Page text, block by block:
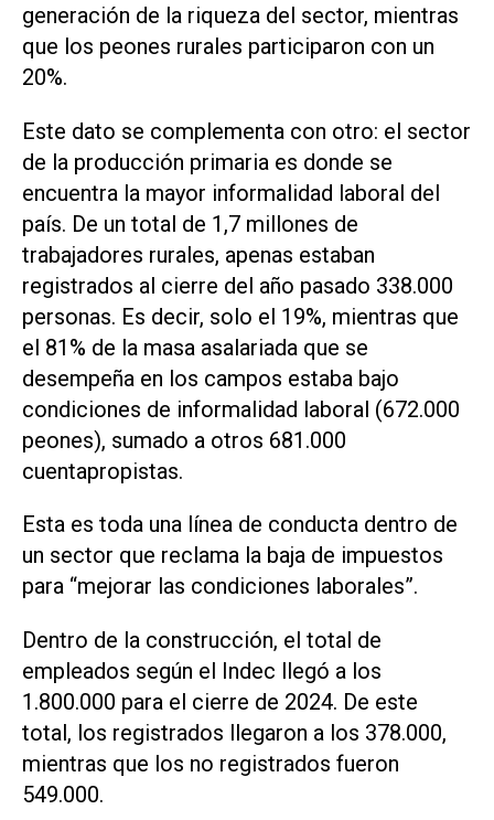
generación de la riqueza del sector, mientras
que los peones rurales participaron con un
20%.
Este dato se complementa con otro: el sector
de la producción primaria es donde se
encuentra la mayor informalidad laboral del
país. De un total de 1,7 millones de
trabajadores rurales, apenas estaban
registrados al cierre del año pasado 338.000
personas. Es decir, solo el 19%, mientras que
el 81% de la masa asalariada que se
desempeña en los campos estaba bajo
condiciones de informalidad laboral (672.000
peones), sumado a otros 681.000
cuentapropistas.
Esta es toda una línea de conducta dentro de
un sector que reclama la baja de impuestos
para “mejorar las condiciones laborales”.
Dentro de la construcción, el total de
empleados según el Indec llegó a los
1.800.000 para el cierre de 2024. De este
total, los registrados llegaron a los 378.000,
mientras que los no registrados fueron
549.000.